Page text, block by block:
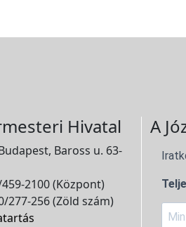
Hivatal
Baross u. 63-
2100 (Központ)
277-256 (Zöld szám)
A